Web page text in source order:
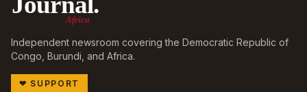
Africa
Independent newsroom covering the Democratic Republic of
Congo, Burundi, and Africa.
❤ SUPPORT